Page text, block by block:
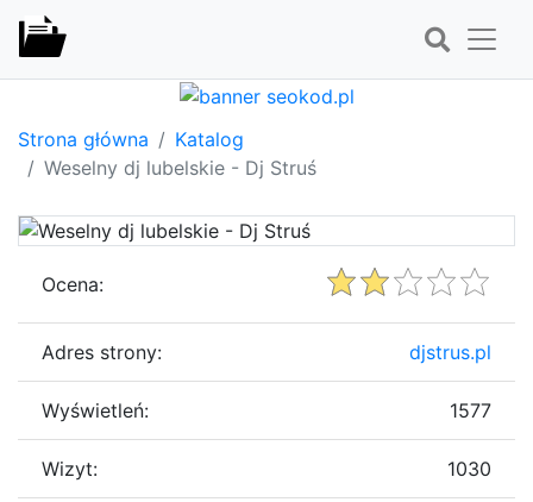
Strona główna
Katalog
Weselny dj lubelskie - Dj Struś
Ocena:
Adres strony: djstrus.pl
Wyświetleń: 1577
Wizyt: 1030